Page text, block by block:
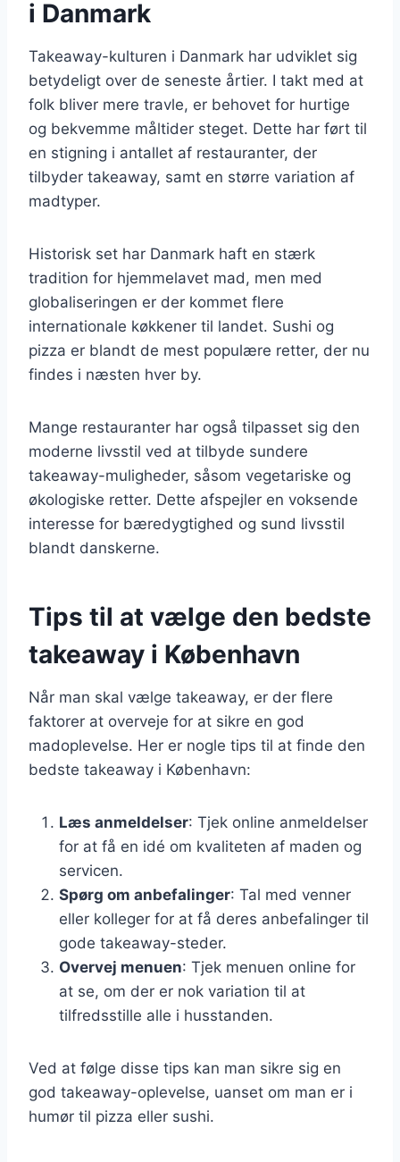
i Danmark
Takeaway-kulturen i Danmark har udviklet sig
betydeligt over de seneste årtier. I takt med at
folk bliver mere travle, er behovet for hurtige
og bekvemme måltider steget. Dette har ført til
en stigning i antallet af restauranter, der
tilbyder takeaway, samt en større variation af
madtyper.
Historisk set har Danmark haft en stærk
tradition for hjemmelavet mad, men med
globaliseringen er der kommet flere
internationale køkkener til landet. Sushi og
pizza er blandt de mest populære retter, der nu
findes i næsten hver by.
Mange restauranter har også tilpasset sig den
moderne livsstil ved at tilbyde sundere
takeaway-muligheder, såsom vegetariske og
økologiske retter. Dette afspejler en voksende
interesse for bæredygtighed og sund livsstil
blandt danskerne.
Tips til at vælge den bedste
takeaway i København
Når man skal vælge takeaway, er der flere
faktorer at overveje for at sikre en god
madoplevelse. Her er nogle tips til at finde den
bedste takeaway i København:
Læs anmeldelser: Tjek online anmeldelser
for at få en idé om kvaliteten af maden og
servicen.
Spørg om anbefalinger: Tal med venner
eller kolleger for at få deres anbefalinger til
gode takeaway-steder.
Overvej menuen: Tjek menuen online for
at se, om der er nok variation til at
tilfredsstille alle i husstanden.
Ved at følge disse tips kan man sikre sig en
god takeaway-oplevelse, uanset om man er i
humør til pizza eller sushi.